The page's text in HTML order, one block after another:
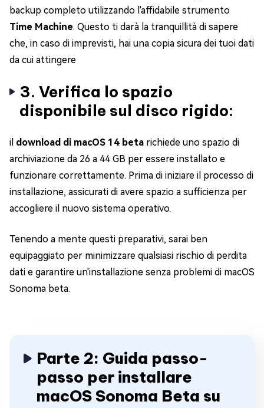
backup completo utilizzando l'affidabile strumento
Time Machine. Questo ti darà la tranquillità di sapere
che, in caso di imprevisti, hai una copia sicura dei tuoi dati
da cui attingere
3. Verifica lo spazio
disponibile sul disco rigido:
il download di macOS 14 beta richiede uno spazio di
archiviazione da 26 a 44 GB per essere installato e
funzionare correttamente. Prima di iniziare il processo di
installazione, assicurati di avere spazio a sufficienza per
accogliere il nuovo sistema operativo.
Tenendo a mente questi preparativi, sarai ben
equipaggiato per minimizzare qualsiasi rischio di perdita
dati e garantire un'installazione senza problemi di macOS
Sonoma beta.
Parte 2: Guida passo-
passo per installare
macOS Sonoma Beta su